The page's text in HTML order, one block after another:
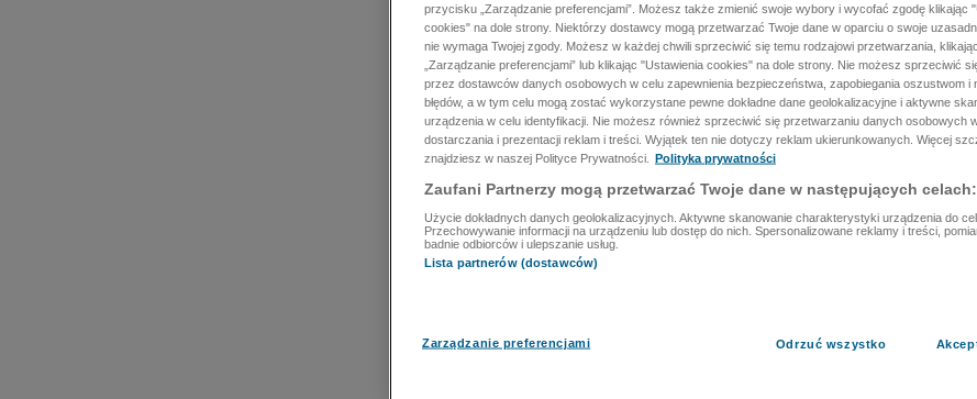
przycisku „Zarządzanie preferencjami”. Możesz także zmienić swoje wybory i wycofać zgodę klikając
cookies" na dole strony. Niektórzy dostawcy mogą przetwarzać Twoje dane w oparciu o swoje
nie wymaga Twojej zgody. Możesz w każdej chwili sprzeciwić się temu rodzajowi przetwarzania,
„Zarządzanie preferencjami” lub klikając "Ustawienia cookies" na dole strony. Nie możesz sprzeciwić
przez dostawców danych osobowych w celu zapewnienia bezpieczeństwa, zapobiegania oszustwom i
błędów, a w tym celu mogą zostać wykorzystane pewne dokładne dane geolokalizacyjne i aktywne
urządzenia w celu identyfikacji. Nie możesz również sprzeciwić się przetwarzaniu danych osobowych
dostarczania i prezentacji reklam i treści. Wyjątek ten nie dotyczy reklam ukierunkowanych. Więcej
znajdziesz w naszej Polityce Prywatności.
Polityka prywatności
Zaufani Partnerzy mogą przetwarzać Twoje dane w następujących celach:
Użycie dokładnych danych geolokalizacyjnych. Aktywne skanowanie charakterystyki urządzenia do
Przechowywanie informacji na urządzeniu lub dostęp do nich. Spersonalizowane reklamy i treści,
badnie odbiorców i ulepszanie usług.
Lista partnerów (dostawców)
Zarządzanie preferencjami Odrzuć wszystko